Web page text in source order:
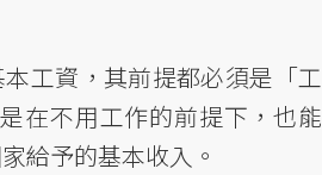
工資，其前提都必須是「工
在不用工作的前提下，也能
給予的基本收入。